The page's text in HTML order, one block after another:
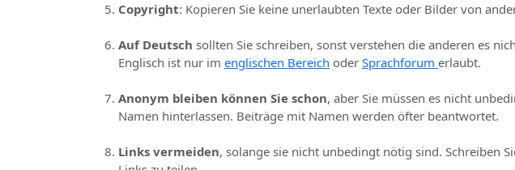
Copyright: Kopieren Sie keine unerlaubten Texte oder Bilder von
Auf Deutsch sollten Sie schreiben, sonst verstehen die anderen es
Englisch ist nur im englischen Bereich oder Sprachforum erlaubt.
Anonym bleiben können Sie schon, aber Sie müssen es nicht
Namen hinterlassen. Beiträge mit Namen werden öfter beantwortet.
Links vermeiden, solange sie nicht unbedingt nötig sind. Schreiben